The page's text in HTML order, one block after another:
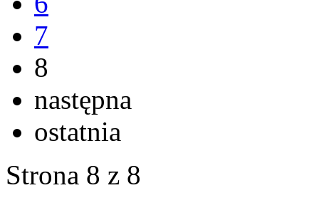
7
8
następna
ostatnia
Strona 8 z 8